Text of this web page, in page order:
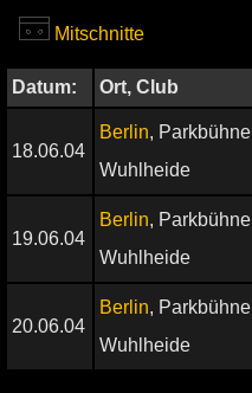
Mitschnitte
Datum: Ort, Club
18.06.04
Berlin, Parkbühne
Wuhlheide
19.06.04
Berlin, Parkbühne
Wuhlheide
20.06.04
Berlin, Parkbühne
Wuhlheide